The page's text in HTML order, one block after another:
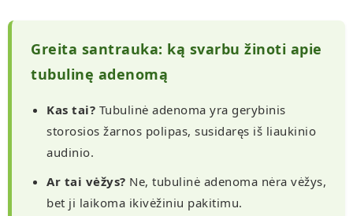
Greita santrauka: ką svarbu žinoti apie
tubulinę adenomą
Kas tai? Tubulinė adenoma yra gerybinis
storosios žarnos polipas, susidaręs iš liaukinio
audinio.
Ar tai vėžys? Ne, tubulinė adenoma nėra vėžys,
bet ji laikoma ikivėžiniu pakitimu.